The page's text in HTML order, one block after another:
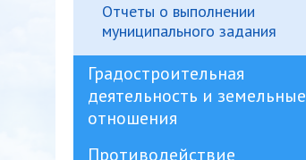
Отчеты о выполнении
муниципального задания
Градостроительная
деятельность и земельные
отношения
Противодействие